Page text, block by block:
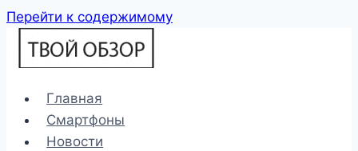
Перейти к содержимому
Главная
Смартфоны
Новости